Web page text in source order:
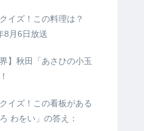
イズ！この料理は？
8月6日放送
】秋田「あさひの小玉
イズ！この看板がある
わをい」の答え：